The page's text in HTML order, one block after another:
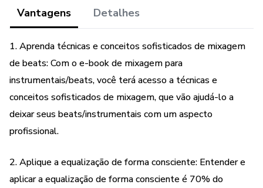
Vantagens Detalhes
1. Aprenda técnicas e conceitos sofisticados de mixagem
de beats: Com o e-book de mixagem para
instrumentais/beats, você terá acesso a técnicas e
conceitos sofisticados de mixagem, que vão ajudá-lo a
deixar seus beats/instrumentais com um aspecto
profissional.
2. Aplique a equalização de forma consciente: Entender e
aplicar a equalização de forma consciente é 70% do